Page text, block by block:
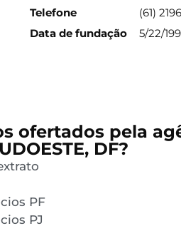
Telefone
(61)
Data de fundação
5/22/
ofertados pela
DF?
PF
PJ